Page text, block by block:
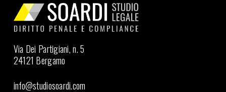
Via Dei Partigiani, n. 5
24121 Bergamo
info@studiosoardi.com